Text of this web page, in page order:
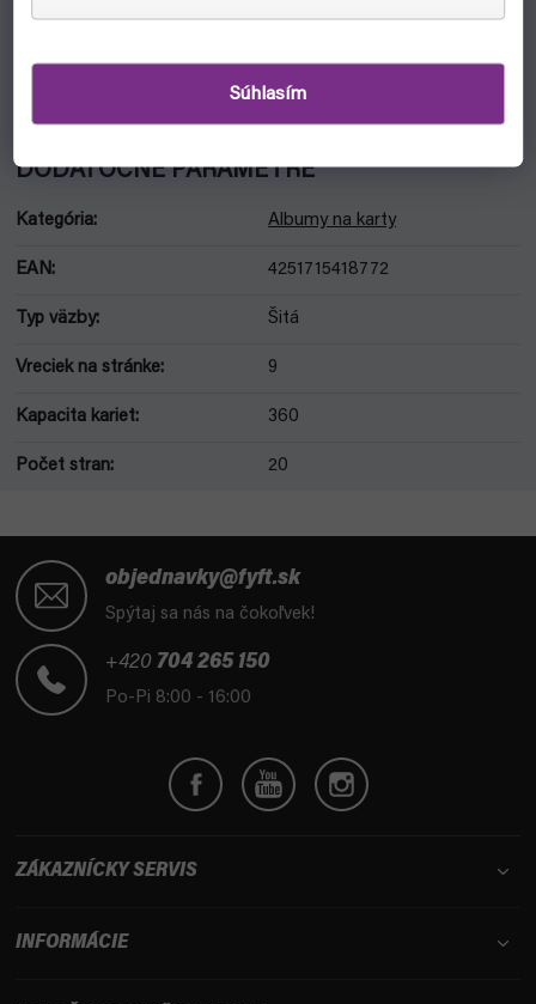
Súhlasím
Pojme obalené karty (obaly od iných značiek ako Gamegenic
nemusí sedieť) štandardných veľkosti a japonských kariet.
DODATOČNÉ PARAMETRE
Kategória: Albumy na karty
EAN: 4251715418772
Typ väzby: Šitá
Vreciek na stránke: 9
Kapacita kariet: 360
Počet stran: 20
objednavky@fyft.sk
Spýtaj sa nás na čokoľvek!
+420 704 265 150
Po-Pi 8:00 - 16:00
ZÁKAZNÍCKY SERVIS
INFORMÁCIE